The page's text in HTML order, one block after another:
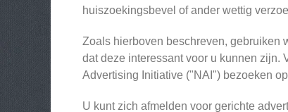
huiszoekingsbevel of ander wettig
Zoals hierboven beschreven, gebruiken
dat deze interessant voor u kunnen zijn.
Advertising Initiative ("NAI") bezoeken op
U kunt zich afmelden voor gerichte